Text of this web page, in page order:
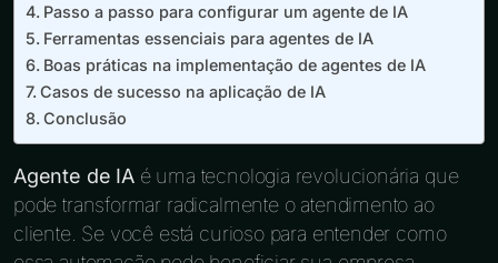
Passo a passo para configurar um agente de IA
Ferramentas essenciais para agentes de IA
Boas práticas na implementação de agentes de IA
Casos de sucesso na aplicação de IA
Conclusão
Agente de IAé uma tecnologia revolucionária que
pode transformar radicalmente o atendimento ao
cliente. Se você está curioso para entender como